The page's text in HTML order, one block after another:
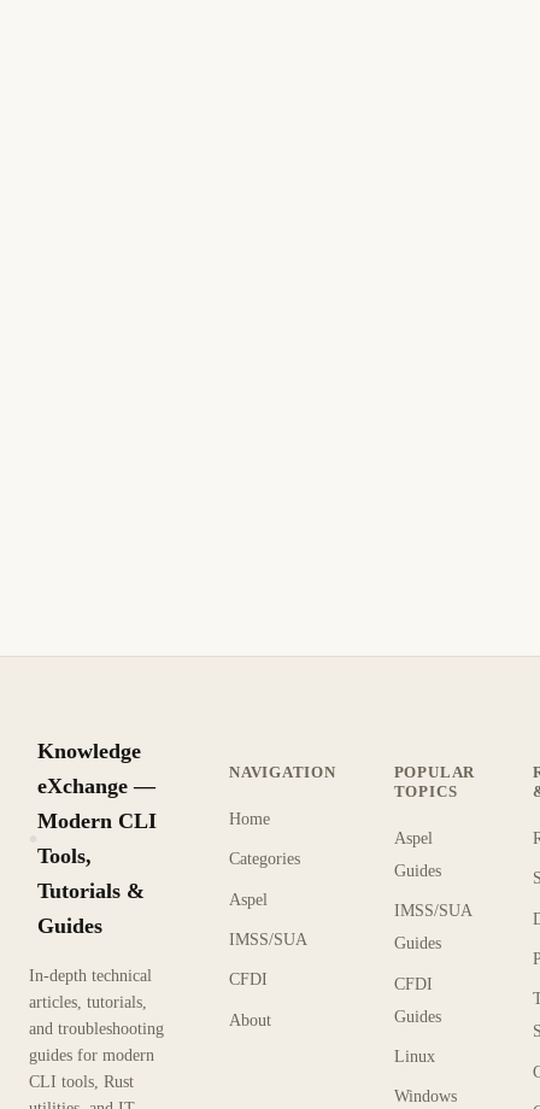
Knowledge
eXchange —
Modern CLI
Tools,
Tutorials &
Guides
In-depth technical
articles, tutorials,
and troubleshooting
guides for modern
CLI tools, Rust
NAVIGATION
Home
Categories
Aspel
IMSS/SUA
CFDI
About
POPULAR
TOPICS
Aspel
Guides
IMSS/SUA
Guides
CFDI
Guides
Linux
Windows